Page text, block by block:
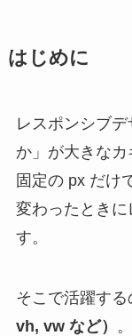
はじめに
レスポンシブ
か」が大きなカ
固定の px だけ
変わったときに
す。
そこで活躍する
vh, vw など）
。